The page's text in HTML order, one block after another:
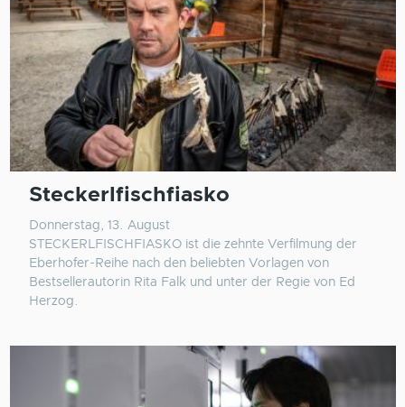
Steckerlfischfiasko
Donnerstag, 13. August
STECKERLFISCHFIASKO ist die zehnte Verfilmung der
Eberhofer-Reihe nach den beliebten Vorlagen von
Bestsellerautorin Rita Falk und unter der Regie von Ed
Herzog.